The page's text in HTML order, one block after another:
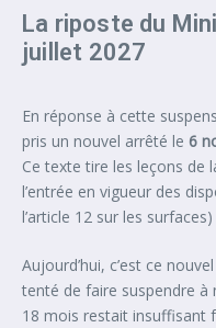
La riposte du
juillet 2027
En réponse à cette
pris un nouvel arrêté le 6
Ce texte tire les leçons de
l’entrée en vigueur des
l’article 12 sur les surfaces)
Aujourd’hui, c’est ce
tenté de faire suspendre à
18 mois restait insuffisant